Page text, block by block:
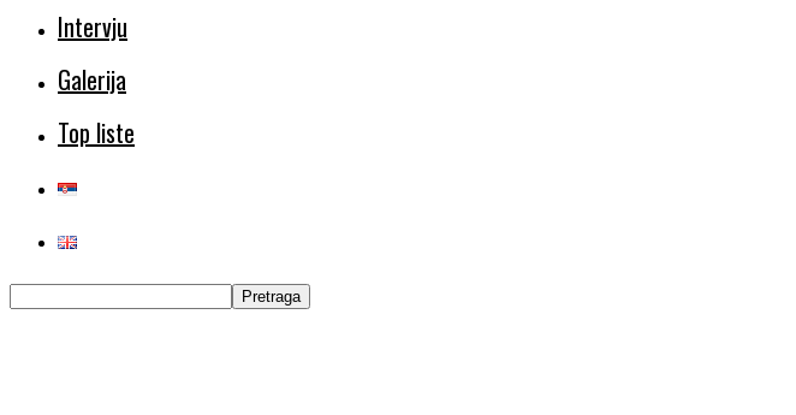
Intervju
Galerija
Top liste